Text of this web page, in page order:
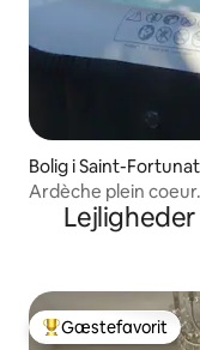
Bolig i Saint-
Ardèche plein
Bedste
Gæstefavorit